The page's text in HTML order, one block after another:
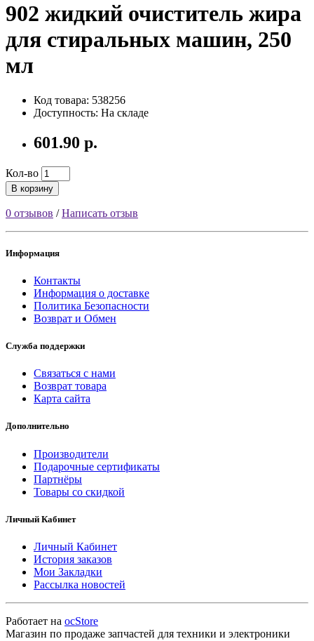
902 жидкий очиститель жира
для стиральных машин, 250
мл
Код товара: 538256
Доступность: На складе
601.90 р.
Кол-во
В корзину
0 отзывов /Написать отзыв
Информация
Контакты
Информация о доставке
Политика Безопасности
Возврат и Обмен
Служба поддержки
Связаться с нами
Возврат товара
Карта сайта
Дополнительно
Производители
Подарочные сертификаты
Партнёры
Товары со скидкой
Личный Кабинет
Личный Кабинет
История заказов
Мои Закладки
Рассылка новостей
Работает на ocStore
Магазин по продаже запчастей для техники и электроники